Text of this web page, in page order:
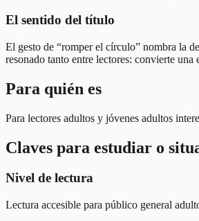
El sentido del título
El gesto de “romper el círculo” nombra la
resonado tanto entre lectores: convierte
Para quién es
Para lectores adultos y jóvenes adultos
Claves para estudiar o
Nivel de lectura
Lectura accesible para público general